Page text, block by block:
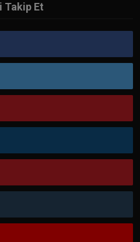
Takip Et